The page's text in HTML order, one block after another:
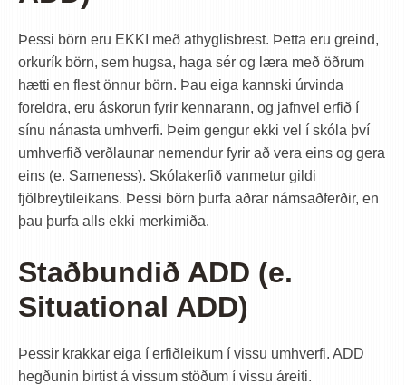
Þessi börn eru EKKI með athyglisbrest. Þetta eru greind,
orkurík börn, sem hugsa, haga sér og læra með öðrum
hætti en flest önnur börn. Þau eiga kannski úrvinda
foreldra, eru áskorun fyrir kennarann, og jafnvel erfið í
sínu nánasta umhverfi. Þeim gengur ekki vel í skóla því
umhverfið verðlaunar nemendur fyrir að vera eins og gera
eins (e. Sameness). Skólakerfið vanmetur gildi
fjölbreytileikans. Þessi börn þurfa aðrar námsaðferðir, en
þau þurfa alls ekki merkimiða.
Staðbundið ADD (e.
Situational ADD)
Þessir krakkar eiga í erfiðleikum í vissu umhverfi. ADD
hegðunin birtist á vissum stöðum í vissu áreiti.